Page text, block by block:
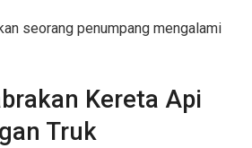
seorang penumpang mengalami
Kereta Api
Truk